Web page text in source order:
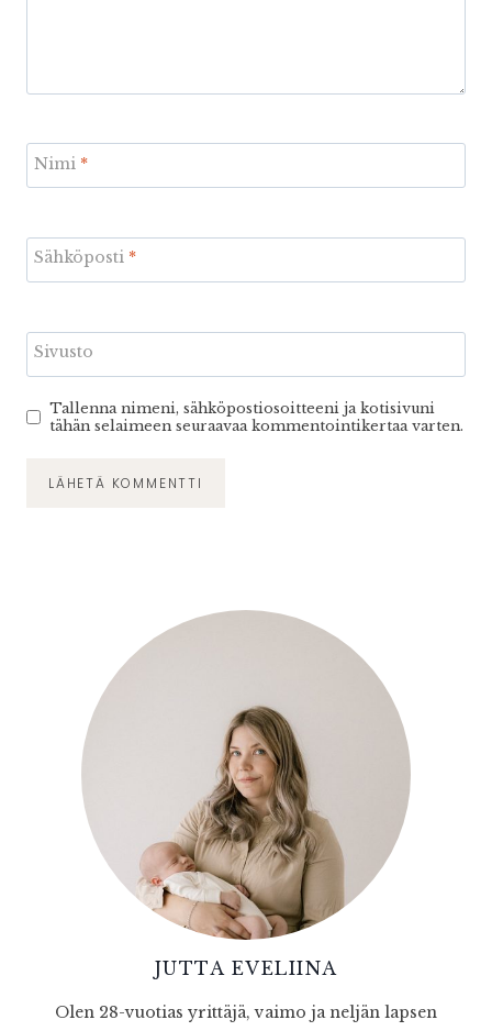
Nimi *
Sähköposti *
Sivusto
Tallenna nimeni, sähköpostiosoitteeni ja kotisivuni
tähän selaimeen seuraavaa kommentointikertaa varten.
JUTTA EVELIINA
Olen 28-vuotias yrittäjä, vaimo ja neljän lapsen